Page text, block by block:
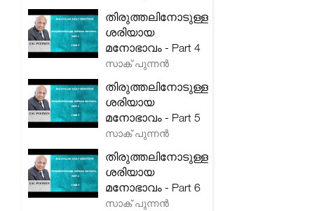
തിരുത്തലിനോടുള്ള
ശരിയായ
മനോഭാവം - Part 4
സാക് പുന്നൻ
തിരുത്തലിനോടുള്ള
ശരിയായ
മനോഭാവം - Part 5
സാക് പുന്നൻ
തിരുത്തലിനോടുള്ള
ശരിയായ
മനോഭാവം - Part 6
സാക് പുന്നൻ